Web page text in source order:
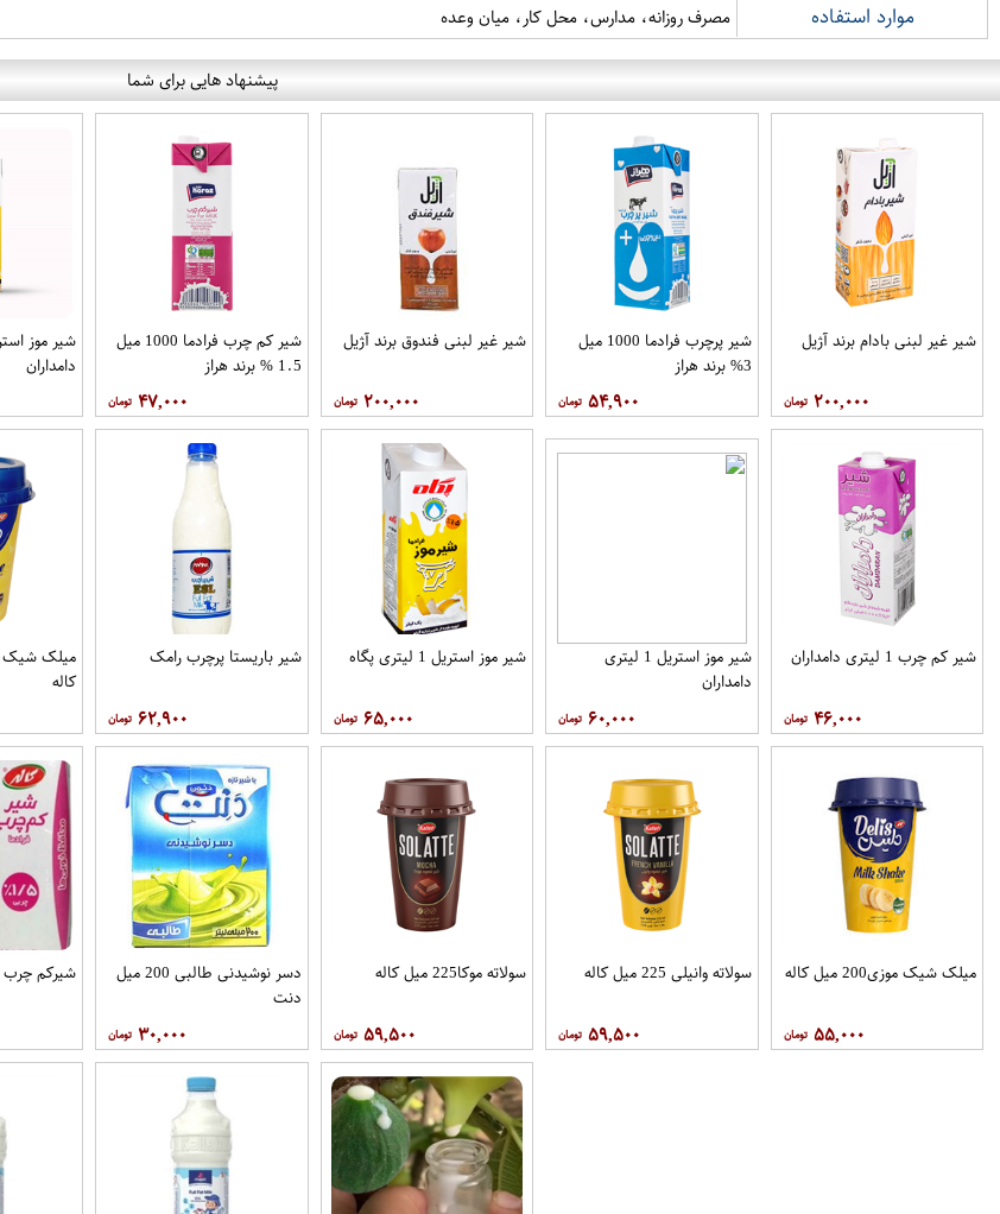
موارد استفاده مصرف روزانه، مدارس، محل کار، میان وعده
پیشنهاد هایی برای شما
شیر غیر لبنی بادام برند آژیل
۲۰۰,۰۰۰
شیر پرچرب فرادما 1000 میل
3% برند هراز
۵۴,۹۰۰
شیر غیر لبنی فندوق برند آژیل
۲۰۰,۰۰۰
شیر کم چرب فرادما 1000 میل
1.5 % برند هراز
۴۷,۰۰۰
دامداران
شیر کم چرب 1 لیتری دامداران
۴۶,۰۰۰
شیر موز استریل 1 لیتری
دامداران
۶۰,۰۰۰
شیر موز استریل 1 لیتری پگاه
۶۵,۰۰۰
شیر باریستا پرچرب رامک
۶۲,۹۰۰
کاله
میلک شیک موزی200 میل کاله
۵۵,۰۰۰
سولاته وانیلی 225 میل کاله
۵۹,۵۰۰
سولاته موکا225 میل کاله
۵۹,۵۰۰
دسر نوشیدنی طالبی 200 میل
دنت
۳۰,۰۰۰
شیرکم چرب 200 میل کاله